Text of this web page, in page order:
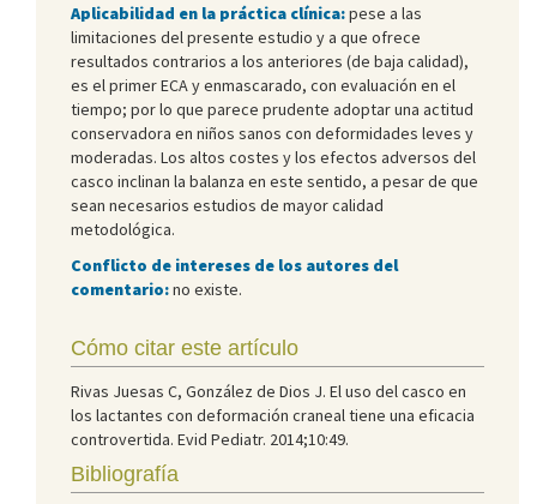
Aplicabilidad en la práctica clínica:pese a las
limitaciones del presente estudio y a que ofrece
resultados contrarios a los anteriores (de baja calidad),
es el primer ECA y enmascarado, con evaluación en el
tiempo; por lo que parece prudente adoptar una actitud
conservadora en niños sanos con deformidades leves y
moderadas. Los altos costes y los efectos adversos del
casco inclinan la balanza en este sentido, a pesar de que
sean necesarios estudios de mayor calidad
metodológica.
Conflicto de intereses de los autores del
comentario:no existe.
Cómo citar este artículo
Rivas Juesas C, González de Dios J. El uso del casco en
los lactantes con deformación craneal tiene una eficacia
controvertida. Evid Pediatr. 2014;10:49.
Bibliografía